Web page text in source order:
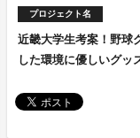
プロジェクト名
近畿大学生考案！野球
した環境に優しいグッ